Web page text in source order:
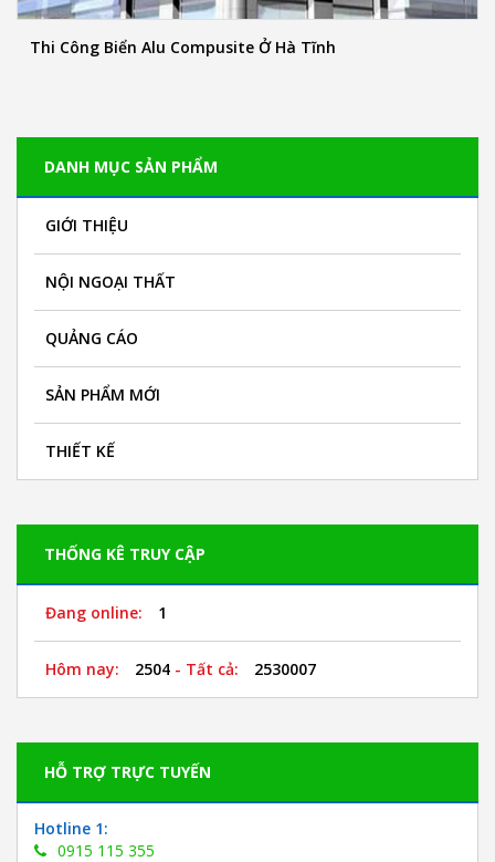
Thi Công Biển Alu Compusite Ở Hà Tĩnh
DANH MỤC SẢN PHẨM
GIỚI THIỆU
NỘI NGOẠI THẤT
QUẢNG CÁO
SẢN PHẨM MỚI
THIẾT KẾ
THỐNG KÊ TRUY CẬP
Đang online: 1
Hôm nay: 2504 - Tất cả: 2530007
HỖ TRỢ TRỰC TUYẾN
Hotline 1:
0915 115 355